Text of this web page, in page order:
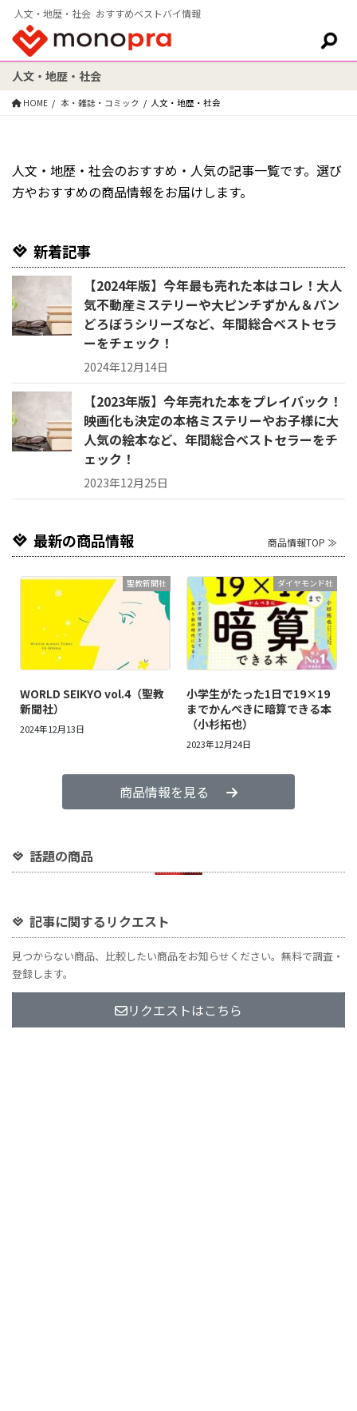
人文・地歴・社会 おすすめベストバイ情報
検索:
人文・地歴・社会
HOME 本・雑誌・コミック 人文・地歴・社会
人文・地歴・社会のおすすめ・人気の記事一覧です。選び
方やおすすめの商品情報をお届けします。
新着記事
【2024年版】今年最も売れた本はコレ！大人
気不動産ミステリーや大ピンチずかん＆パン
どろぼうシリーズなど、年間総合ベストセラ
ーをチェック！
2024年12月14日
【2023年版】今年売れた本をプレイバック！
映画化も決定の本格ミステリーやお子様に大
人気の絵本など、年間総合ベストセラーをチ
ェック！
2023年12月25日
最新の商品情報 商品情報TOP ≫
聖教新聞社
WORLD SEIKYO vol.4（聖教
新聞社）
2024年12月13日
ダイヤモンド社
小学生がたった1日で19×19
までかんぺきに暗算できる本
（小杉拓也）
2023年12月24日
商品情報を見る
話題の商品
記事に関するリクエスト
見つからない商品、比較したい商品をお知らせください。無料で調査・
登録します。
リクエストはこちら